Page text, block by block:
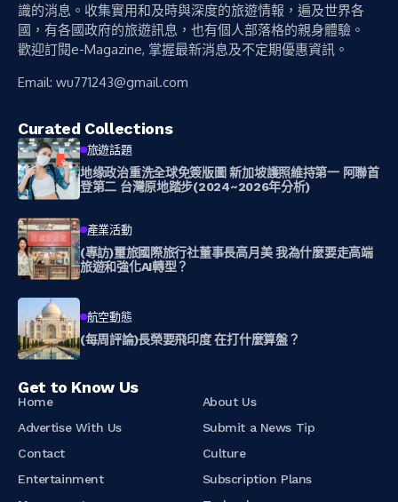
識的消息。收集實用和及時與深度的旅遊情報，遍及世界各
國，有各國政府的旅遊訊息，也有個人部落格的親身體驗。
歡迎訂閱e-Magazine, 掌握最新消息及不定期優惠資訊。
Email: wu771243@gmail.com
Curated Collections
旅遊話題
地缘政治重洗全球免簽版圖 新加坡護照維持第一 阿聯首
登第二 台灣原地踏步(2024~2026年分析)
產業活動
(專訪)璽旅國際旅行社董事長高月美 我為什麼要走高端
旅遊和強化AI轉型？
航空動態
(每周評論)長榮要飛印度 在打什麼算盤？
Get to Know Us
Home
About Us
Advertise With Us
Submit a News Tip
Contact
Culture
Entertainment
Subscription Plans